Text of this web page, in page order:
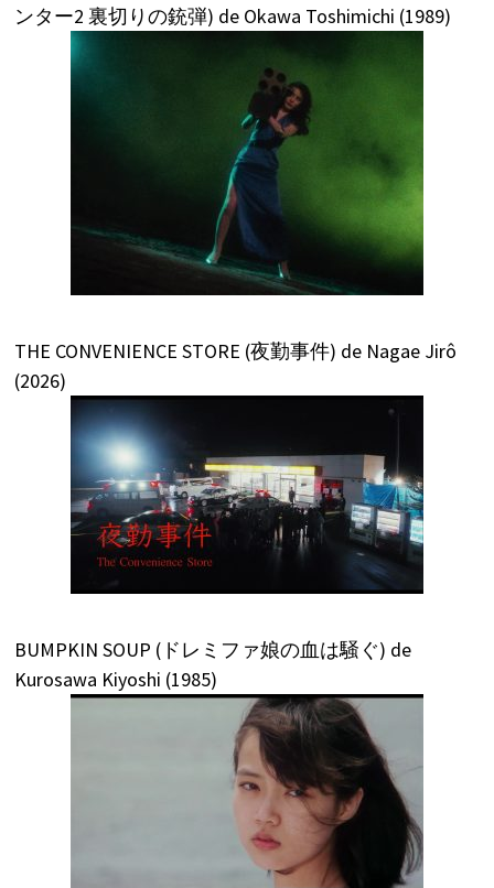
ンター2 裏切りの銃弾) de Okawa Toshimichi (1989)
THE CONVENIENCE STORE (夜勤事件) de Nagae Jirô
(2026)
BUMPKIN SOUP (ドレミファ娘の血は騒ぐ) de
Kurosawa Kiyoshi (1985)